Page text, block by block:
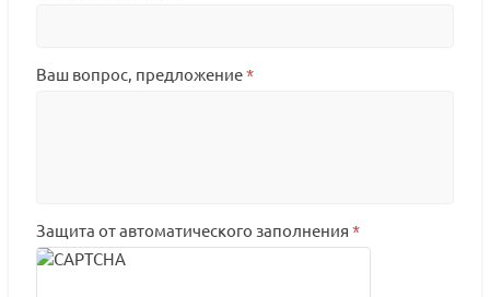
Ваш вопрос, предложение*
Защита от автоматического заполнения *